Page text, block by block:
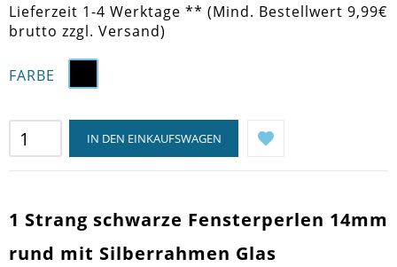
Lieferzeit 1-4 Werktage ** (Mind. Bestellwert 9,99€
brutto zzgl. Versand)
FARBE
IN DEN EINKAUFSWAGEN
1 Strang schwarze Fensterperlen 14mm
rund mit Silberrahmen Glas